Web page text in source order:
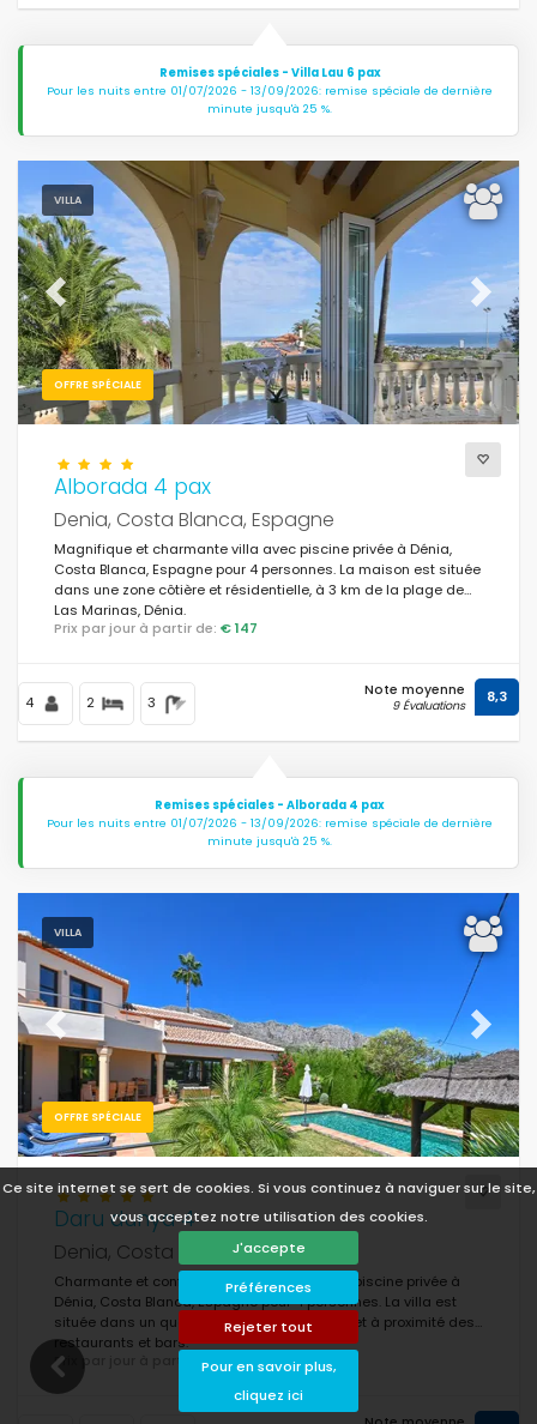
Ce site internet se sert de cookies. Si vous continuez à naviguer sur le site,
vous acceptez notre utilisation des cookies.
J'accepte
Préférences
Rejeter tout
Pour en savoir plus,
cliquez ici
Remises spéciales - Villa Lau 6 pax
Pour les nuits entre 01/07/2026 - 13/09/2026: remise spéciale de dernière
minute jusqu'à 25 %.
VILLA
OFFRE SPÉCIALE
Previous Next
Alborada 4 pax
Denia, Costa Blanca, Espagne
Magnifique et charmante villa avec piscine privée à Dénia,
Costa Blanca, Espagne pour 4 personnes. La maison est située
dans une zone côtière et résidentielle, à 3 km de la plage de
Las Marinas, Dénia.
Prix par jour à partir de: € 147
4 2 3
Note moyenne
9 Évaluations 8,3
Remises spéciales - Alborada 4 pax
Pour les nuits entre 01/07/2026 - 13/09/2026: remise spéciale de dernière
minute jusqu'à 25 %.
VILLA
OFFRE SPÉCIALE
Previous Next
Daru dunya 4
Denia, Costa Blanca, Espagne
Charmante et confortable villa de luxe avec piscine privée à
Dénia, Costa Blanca, Espagne pour 4 personnes. La villa est
située dans un quartier résidentiel vallonné et à proximité des
restaurants et bars.
Prix par jour à partir de:€ 158